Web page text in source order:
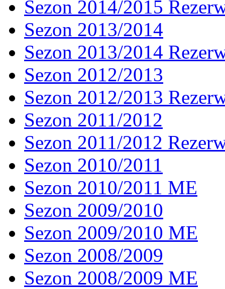
Sezon 2014/2015
Sezon 2013/2014
Sezon 2013/2014
Sezon 2012/2013
Sezon 2012/2013
Sezon 2011/2012
Sezon 2011/2012
Sezon 2010/2011
Sezon 2010/2011 ME
Sezon 2009/2010
Sezon 2009/2010 ME
Sezon 2008/2009
Sezon 2008/2009 ME